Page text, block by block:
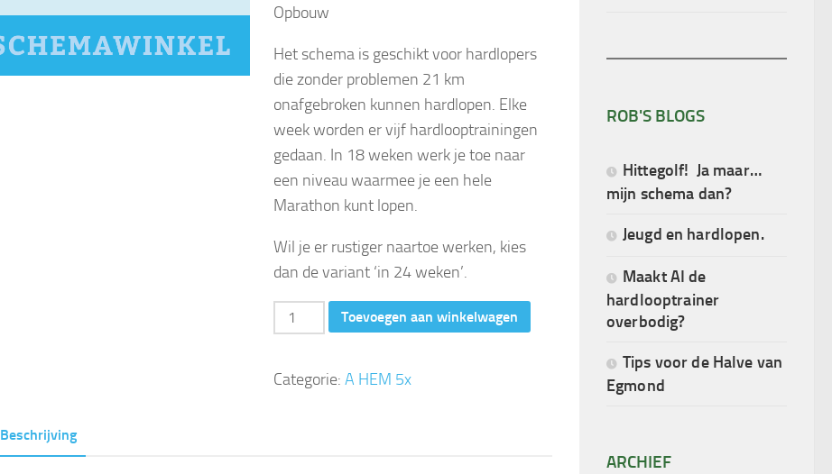
Opbouw
Het schema is geschikt voor hardlopers
die zonder problemen 21 km
onafgebroken kunnen hardlopen. Elke
week worden er vijf hardlooptrainingen
gedaan. In 18 weken werk je toe naar
een niveau waarmee je een hele
Marathon kunt lopen.
Wil je er rustiger naartoe werken, kies
dan de variant ‘in 24 weken’.
km
42
Toevoegen aan winkelwagen
Categorie: A HEM 5x
Beschrijving
ROB'S BLOGS
Hittegolf! Ja maar…
mijn schema dan?
Jeugd en hardlopen.
Maakt AI de
hardlooptrainer
overbodig?
Tips voor de Halve van
Egmond
ARCHIEF